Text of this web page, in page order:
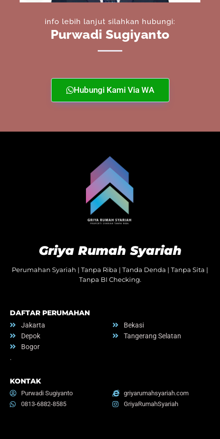
info lebih lanjut silahkan hubungi:
Purwadi Sugiyanto
Hubungi Kami Via WA
Griya Rumah Syariah
Perumahan Syariah | Tanpa Riba | Tanda Denda | Tanpa Sita |
Tanpa BI Checking.
DAFTAR PERUMAHAN
Jakarta
Depok
Bogor
.
Bekasi
Tangerang Selatan
KONTAK
Purwadi Sugiyanto
0813-6882-8585
griyarumahsyariah.com
GriyaRumahSyariah